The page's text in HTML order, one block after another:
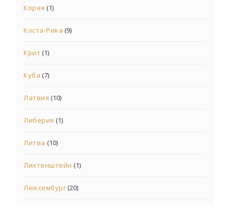
Корея (1)
Коста-Рика (9)
Крит(1)
Куба (7)
Латвия (10)
Либерия (1)
Литва (10)
Лихтенштейн (1)
Люксембург(20)